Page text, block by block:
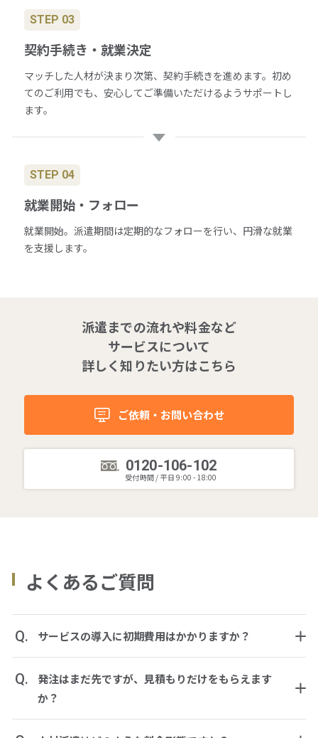
STEP 03
契約手続き・就業決定
マッチした人材が決まり次第、契約手続きを進めます。初め
てのご利用でも、安心してご準備いただけるようサポートし
ます。
STEP 04
就業開始・フォロー
就業開始。派遣期間は定期的なフォローを行い、円滑な就業
を支援します。
派遣までの流れや料金など
サービスについて
詳しく知りたい方はこちら
ご依頼・お問い合わせ
0120-106-102
受付時間 / 平日 9:00 - 18:00
よくあるご質問
Q. サービスの導入に初期費用はかかりますか？
Q.
発注はまだ先ですが、見積もりだけをもらえます
か？